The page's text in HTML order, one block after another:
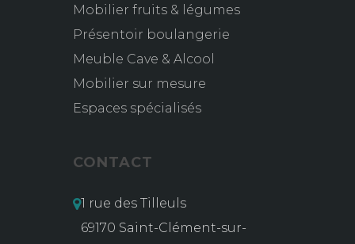
Mobilier fruits & légumes
Présentoir boulangerie
Meuble Cave & Alcool
Mobilier sur mesure
Espaces spécialisés
CONTACT
1 rue des Tilleuls
69170 Saint-Clément-sur-